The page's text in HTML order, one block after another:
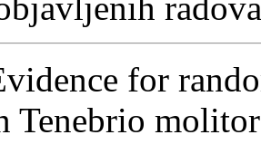
for
Tenebrio